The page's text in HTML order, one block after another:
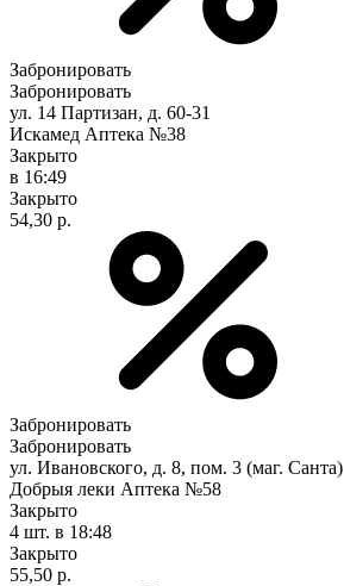
Забронировать
Забронировать
ул. 14 Партизан, д. 60-31
Искамед Аптека №38
Закрыто
в 16:49
Закрыто
54,30 р.
Забронировать
Забронировать
ул. Ивановского, д. 8, пом. 3 (маг. Санта)
Добрыя леки Аптека №58
Закрыто
4 шт. в 18:48
Закрыто
55,50 р.